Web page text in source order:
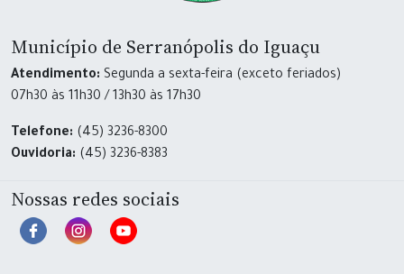
Município de Serranópolis do Iguaçu
Atendimento: Segunda a sexta-feira (exceto feriados)
07h30 às 11h30 / 13h30 às 17h30
Telefone: (45) 3236-8300
Ouvidoria: (45) 3236-8383
Nossas redes sociais